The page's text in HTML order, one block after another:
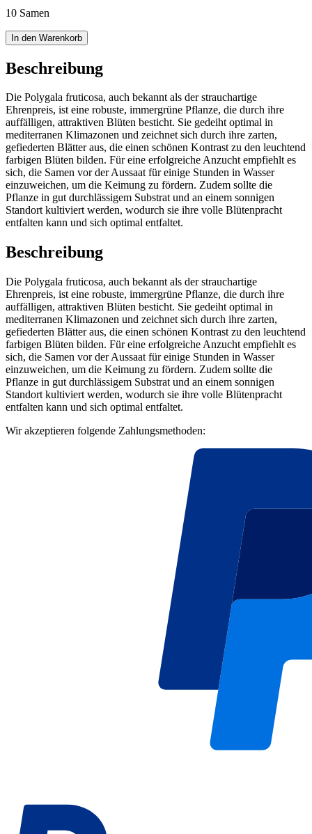
10 Samen
In den Warenkorb
Beschreibung
Die Polygala fruticosa, auch bekannt als der strauchartige
Ehrenpreis, ist eine robuste, immergrüne Pflanze, die durch ihre
auffälligen, attraktiven Blüten besticht. Sie gedeiht optimal in
mediterranen Klimazonen und zeichnet sich durch ihre zarten,
gefiederten Blätter aus, die einen schönen Kontrast zu den leuchtend
farbigen Blüten bilden. Für eine erfolgreiche Anzucht empfiehlt es
sich, die Samen vor der Aussaat für einige Stunden in Wasser
einzuweichen, um die Keimung zu fördern. Zudem sollte die
Pflanze in gut durchlässigem Substrat und an einem sonnigen
Standort kultiviert werden, wodurch sie ihre volle Blütenpracht
entfalten kann und sich optimal entfaltet.
Beschreibung
Die Polygala fruticosa, auch bekannt als der strauchartige
Ehrenpreis, ist eine robuste, immergrüne Pflanze, die durch ihre
auffälligen, attraktiven Blüten besticht. Sie gedeiht optimal in
mediterranen Klimazonen und zeichnet sich durch ihre zarten,
gefiederten Blätter aus, die einen schönen Kontrast zu den leuchtend
farbigen Blüten bilden. Für eine erfolgreiche Anzucht empfiehlt es
sich, die Samen vor der Aussaat für einige Stunden in Wasser
einzuweichen, um die Keimung zu fördern. Zudem sollte die
Pflanze in gut durchlässigem Substrat und an einem sonnigen
Standort kultiviert werden, wodurch sie ihre volle Blütenpracht
entfalten kann und sich optimal entfaltet.
Wir akzeptieren folgende Zahlungsmethoden: